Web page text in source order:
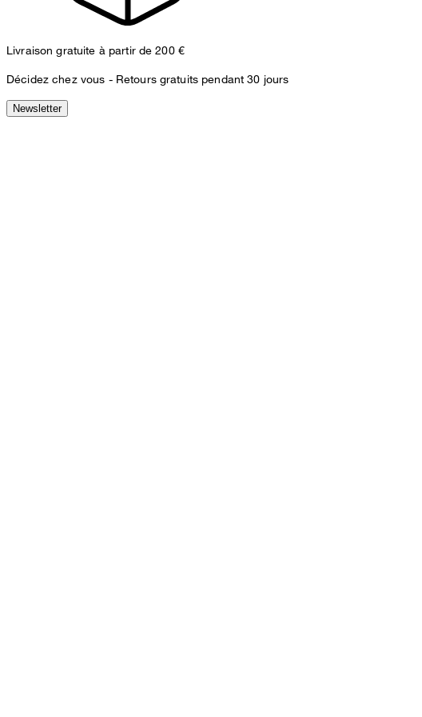
Livraison gratuite à partir de 200 €
Décidez chez vous - Retours gratuits pendant 30 jours
Newsletter